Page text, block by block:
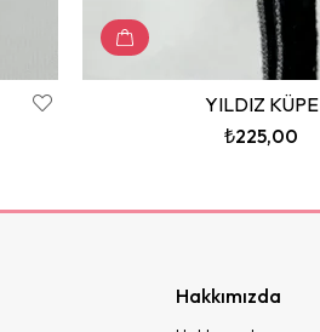
YILDIZ KÜPE
₺225,00
Hakkımızda